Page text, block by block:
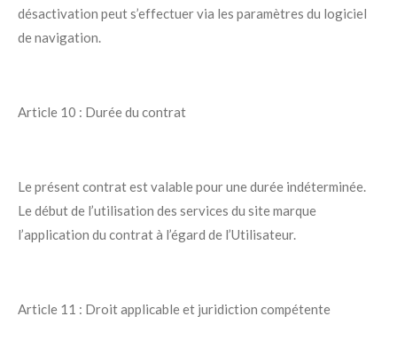
désactivation peut s’effectuer via les paramètres du logiciel
de navigation.
Article 10 : Durée du contrat
Le présent contrat est valable pour une durée indéterminée.
Le début de l’utilisation des services du site marque
l’application du contrat à l’égard de l’Utilisateur.
Article 11 : Droit applicable et juridiction compétente